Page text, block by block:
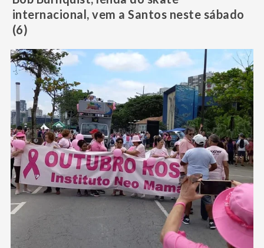
internacional, vem a Santos neste sábado
(6)